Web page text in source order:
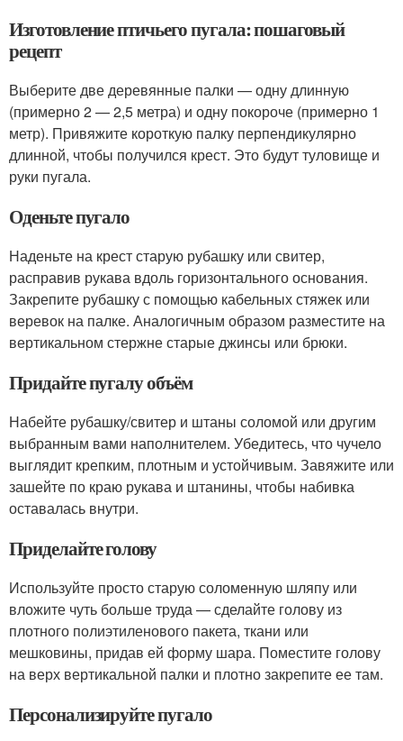
Изготовление птичьего пугала: пошаговый
рецепт
Выберите две деревянные палки — одну длинную
(примерно 2 — 2,5 метра) и одну покороче (примерно 1
метр). Привяжите короткую палку перпендикулярно
длинной, чтобы получился крест. Это будут туловище и
руки пугала.
Оденьте пугало
Наденьте на крест старую рубашку или свитер,
расправив рукава вдоль горизонтального основания.
Закрепите рубашку с помощью кабельных стяжек или
веревок на палке. Аналогичным образом разместите на
вертикальном стержне старые джинсы или брюки.
Придайте пугалу объём
Набейте рубашку/свитер и штаны соломой или другим
выбранным вами наполнителем. Убедитесь, что чучело
выглядит крепким, плотным и устойчивым. Завяжите или
зашейте по краю рукава и штанины, чтобы набивка
оставалась внутри.
Приделайте голову
Используйте просто старую соломенную шляпу или
вложите чуть больше труда — сделайте голову из
плотного полиэтиленового пакета, ткани или
мешковины, придав ей форму шара. Поместите голову
на верх вертикальной палки и плотно закрепите ее там.
Персонализируйте пугало